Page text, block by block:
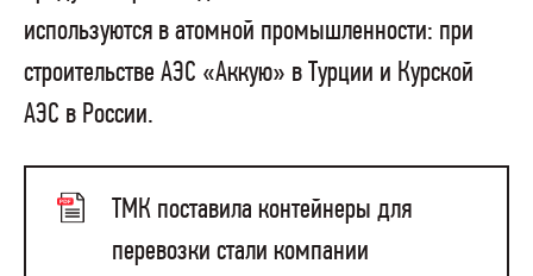
используются в атомной промышленности: при
строительстве АЭС «Аккую» в Турции и Курской
АЭС в России.
ТМК поставила контейнеры для
перевозки стали компании